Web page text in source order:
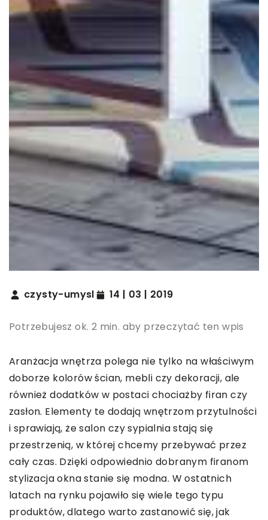
czysty-umysl 14 | 03 | 2019
Potrzebujesz ok. 2 min. aby przeczytać ten wpis
Aranżacja wnętrza polega nie tylko na właściwym
doborze kolorów ścian, mebli czy dekoracji, ale
również dodatków w postaci chociażby firan czy
zasłon. Elementy te dodają wnętrzom przytulności
i sprawiają, że salon czy sypialnia stają się
przestrzenią, w której chcemy przebywać przez
cały czas. Dzięki odpowiednio dobranym firanom
stylizacja okna stanie się modna. W ostatnich
latach na rynku pojawiło się wiele tego typu
produktów, dlatego warto zastanowić się, jak